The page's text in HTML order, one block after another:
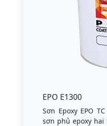
EPO E1300
Sơn Epoxy EPO
sơn phủ epoxy